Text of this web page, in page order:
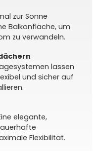
zur Sonne
Balkonfläche, um
zu verwandeln.
lassen
und sicher auf
elegante,
Flexibilität.